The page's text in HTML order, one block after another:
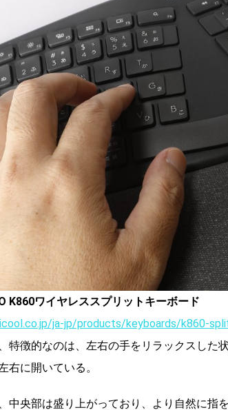
K860ワイヤレススプリットキーボード
ja-jp/products/keyboards/k860-
特徴的なのは、左右の手をリラックスした
右に開いている。
中央部は盛り上がっており、より自然に指